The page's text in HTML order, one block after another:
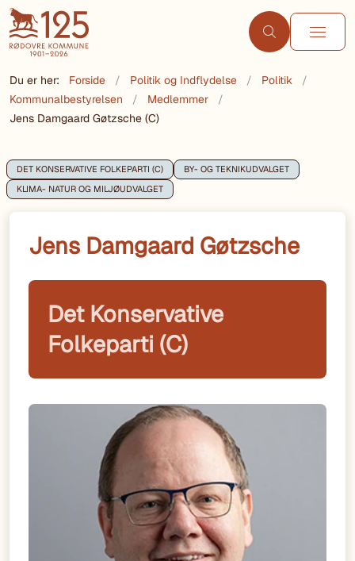
Du er her: Forside Politik og Indflydelse
Politik
Kommunalbestyrelsen
Medlemmer
Jens Damgaard Gøtzsche (C)
DET KONSERVATIVE FOLKEPARTI (C)
BY- OG TEKNIKUDVALGET
KLIMA- NATUR OG MILJØUDVALGET
Jens Damgaard Gøtzsche
Det Konservative
Folkeparti (C)